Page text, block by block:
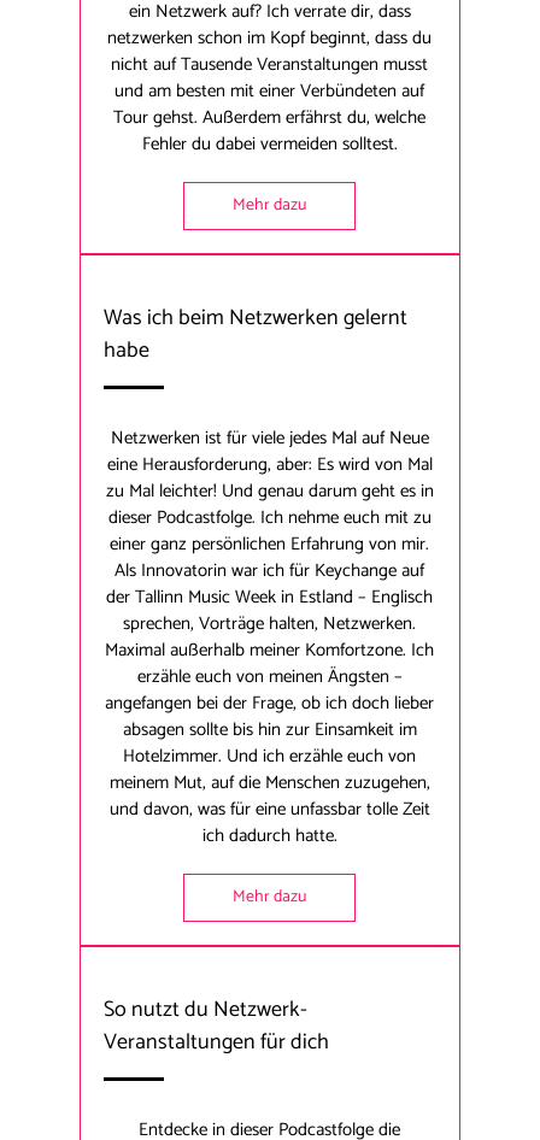
ein Netzwerk auf? Ich verrate dir, dass
netzwerken schon im Kopf beginnt, dass du
nicht auf Tausende Veranstaltungen musst
und am besten mit einer Verbündeten auf
Tour gehst. Außerdem erfährst du, welche
Fehler du dabei vermeiden solltest.
Mehr dazu
Was ich beim Netzwerken gelernt
habe
Netzwerken ist für viele jedes Mal auf Neue
eine Herausforderung, aber: Es wird von Mal
zu Mal leichter! Und genau darum geht es in
dieser Podcastfolge. Ich nehme euch mit zu
einer ganz persönlichen Erfahrung von mir.
Als Innovatorin war ich für Keychange auf
der Tallinn Music Week in Estland – Englisch
sprechen, Vorträge halten, Netzwerken.
Maximal außerhalb meiner Komfortzone. Ich
erzähle euch von meinen Ängsten –
angefangen bei der Frage, ob ich doch lieber
absagen sollte bis hin zur Einsamkeit im
Hotelzimmer. Und ich erzähle euch von
meinem Mut, auf die Menschen zuzugehen,
und davon, was für eine unfassbar tolle Zeit
ich dadurch hatte.
Mehr dazu
So nutzt du Netzwerk-
Veranstaltungen für dich
Entdecke in dieser Podcastfolge die